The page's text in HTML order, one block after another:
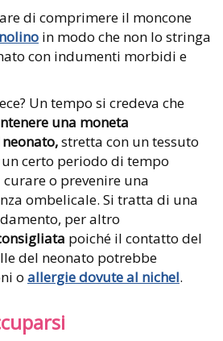
di comprimere il moncone
in modo che non lo stringa
con indumenti morbidi e
Un tempo si credeva che
una moneta
stretta con un tessuto
certo periodo di tempo
o prevenire una
ombelicale. Si tratta di una
per altro
poiché il contatto del
del neonato potrebbe
o allergie dovute al nichel.